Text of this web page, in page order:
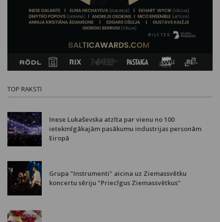
TOP RAKSTI
Inese Lukaševska atzīta par vienu no 100
ietekmīgākajām pasākumu industrijas personām
Eiropā
Grupa "Instrumenti" aicina uz Ziemassvētku
koncertu sēriju "Priecīgus Ziemassvētkus"